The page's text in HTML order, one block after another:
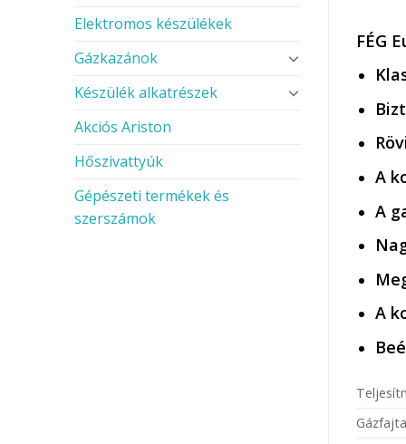
Elektromos készülékek
Gázkazánok
Készülék alkatrészek
Akciós Ariston
Hőszivattyúk
Gépészeti termékek és
szerszámok
FÉG
A
A
A
Gázfajta